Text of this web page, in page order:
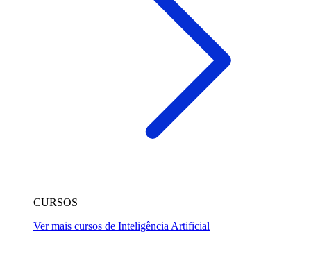
CURSOS
Ver mais cursos de Inteligência Artificial